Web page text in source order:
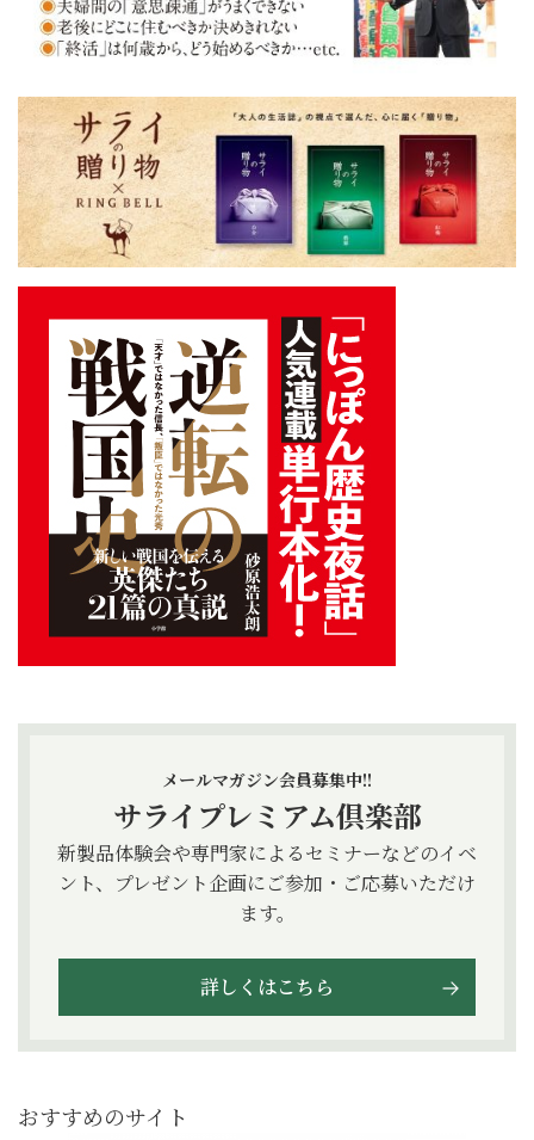
メールマガジン会員募集中!!
サライプレミアム倶楽部
新製品体験会や専門家によるセミナーなどのイベ
ント、プレゼント企画にご参加・ご応募いただけ
ます。
詳しくはこちら
おすすめのサイト